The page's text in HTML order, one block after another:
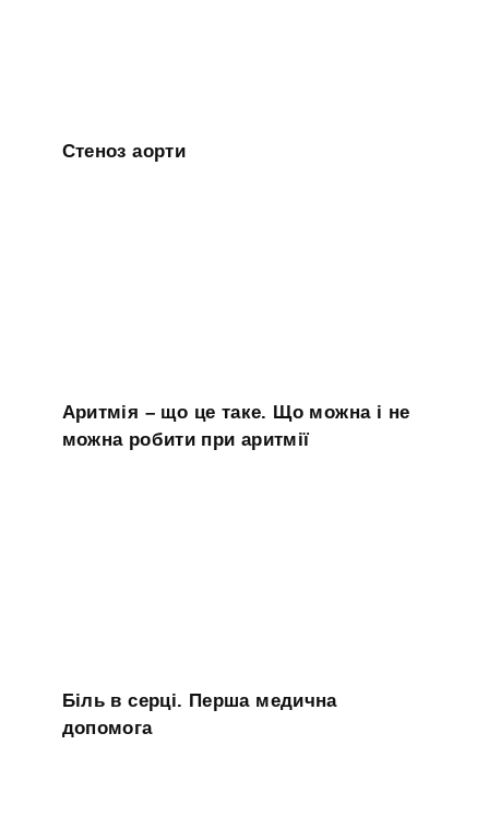
Стеноз аорти
Аритмія – що це таке. Що можна і не
можна робити при аритмії
Біль в серці. Перша медична
допомога